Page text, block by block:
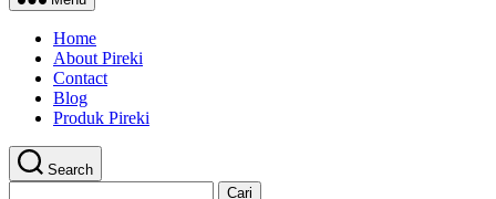
Home
About Pireki
Contact
Blog
Produk Pireki
Search